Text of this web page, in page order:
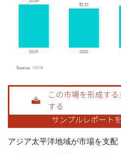
画像 © Mordor Intelligence。再利用には
アジア太平洋地域が市場を支配